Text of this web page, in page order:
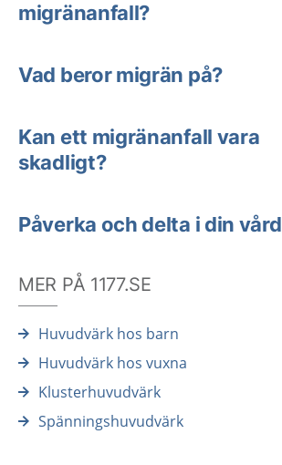
migränanfall?
Vad beror migrän på?
Kan ett migränanfall vara
skadligt?
Påverka och delta i din vård
MER PÅ 1177.SE
Huvudvärk hos barn
Huvudvärk hos vuxna
Klusterhuvudvärk
Spänningshuvudvärk